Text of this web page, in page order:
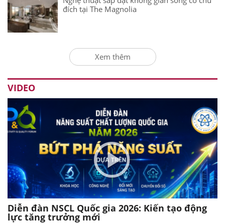
đích tại The Magnolia
Xem thêm
VIDEO
Diễn đàn NSCL Quốc gia 2026: Kiến tạo động
lực tăng trưởng mới